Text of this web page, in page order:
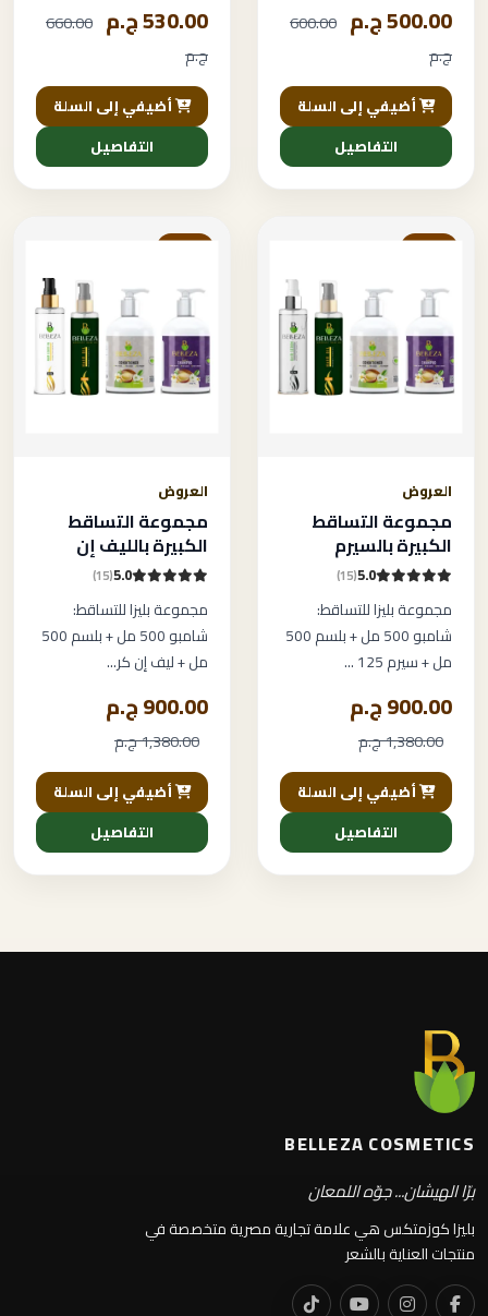
500.00 ج.م
600.00
ج.م
أضيفي إلى السلة
التفاصيل
530.00 ج.م
660.00
ج.م
أضيفي إلى السلة
التفاصيل
خصم
العروض
مجموعة التساقط
الكبيرة بالسيرم
5.0
(15)
مجموعة بليزا للتساقط:
شامبو 500 مل + بلسم 500
مل + سيرم 125 ...
900.00 ج.م
1,380.00 ج.م
أضيفي إلى السلة
التفاصيل
خصم
العروض
مجموعة التساقط
الكبيرة بالليف إن
5.0
(15)
مجموعة بليزا للتساقط:
شامبو 500 مل + بلسم 500
مل + ليف إن كر...
900.00 ج.م
1,380.00 ج.م
أضيفي إلى السلة
التفاصيل
BELLEZA COSMETICS
برّا الهيشان... جوّه اللمعان
بليزا كوزمتكس هي علامة تجارية مصرية متخصصة في
منتجات العناية بالشعر